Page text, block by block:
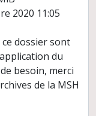
2020 11:05
dossier sont
du
besoin, merci
de la MSH